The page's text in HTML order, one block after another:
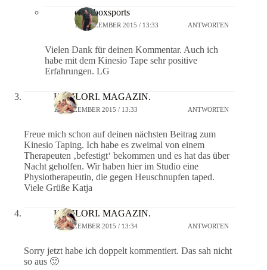
crossboxsports
18. DEZEMBER 2015 / 13:33 ANTWORTEN
Vielen Dank für deinen Kommentar. Auch ich
habe mit dem Kinesio Tape sehr positive
Erfahrungen. LG
KOHLORI. MAGAZIN.
18. DEZEMBER 2015 / 13:33 ANTWORTEN
Freue mich schon auf deinen nächsten Beitrag zum
Kinesio Taping. Ich habe es zweimal von einem
Therapeuten ‚befestigt‘ bekommen und es hat das über
Nacht geholfen. Wir haben hier im Studio eine
Physiotherapeutin, die gegen Heuschnupfen taped.
Viele Grüße Katja
KOHLORI. MAGAZIN.
18. DEZEMBER 2015 / 13:34 ANTWORTEN
Sorry jetzt habe ich doppelt kommentiert. Das sah nicht
so aus 🙂